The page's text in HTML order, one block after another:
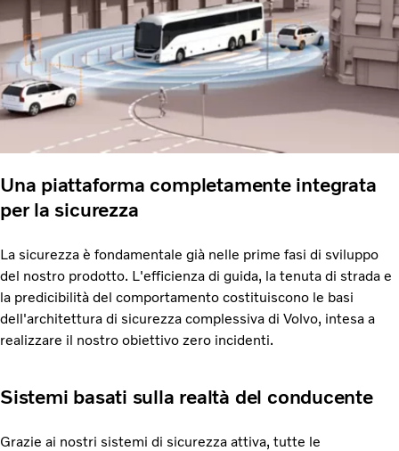
Una piattaforma completamente integrata
per la sicurezza
La sicurezza è fondamentale già nelle prime fasi di sviluppo
del nostro prodotto. L'efficienza di guida, la tenuta di strada e
la predicibilità del comportamento costituiscono le basi
dell'architettura di sicurezza complessiva di Volvo, intesa a
realizzare il nostro obiettivo zero incidenti.
Sistemi basati sulla realtà del conducente
Grazie ai nostri sistemi di sicurezza attiva, tutte le